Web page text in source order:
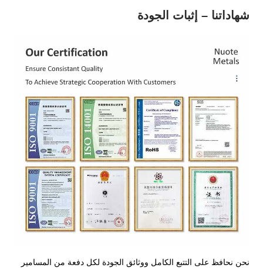
شهاداتنا – إثبات الجودة
نحن نحافظ على التتبع الكامل ووثائق الجودة لكل دفعة من المسامير